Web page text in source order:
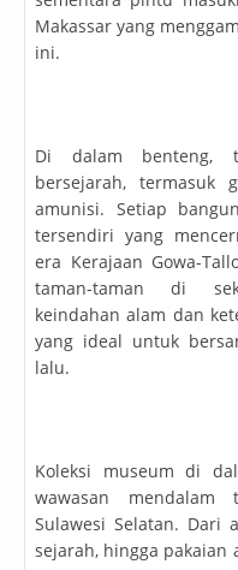
Makassar yang
ini.
Di dalam benteng,
bersejarah, termasuk
amunisi. Setiap
tersendiri yang
era Kerajaan Gowa-
taman-taman di
keindahan alam dan
yang ideal untuk
lalu.
Koleksi museum di
wawasan
Sulawesi Selatan. Dari
sejarah, hingga pakaian